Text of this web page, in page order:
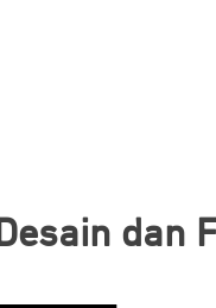
Desain dan